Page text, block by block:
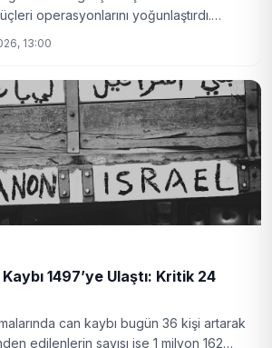
operasyonlarını yoğunlaştırdı.
13:00
1497’ye Ulaştı: Kritik 24
can kaybı bugün 36 kişi artarak
edilenlerin sayısı ise 1 milyon 162